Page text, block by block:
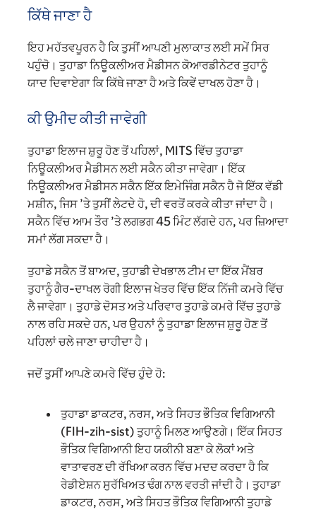
ਕਿੱਥੇ ਜਾਣਾ ਹੈ
ਇਹ ਮਹੱਤਵਪੂਰਨ ਹੈ ਕਿ ਤੁਸੀਂ ਆਪਣੀ ਮੁਲਾਕਾਤ ਲਈ ਸਮੇਂ ਸਿਰ
ਪਹੁੰਚੋ। ਤੁਹਾਡਾ ਨਿਊਕਲੀਅਰ ਮੈਡੀਸਨ ਕੋਆਰਡੀਨੇਟਰ ਤੁਹਾਨੂੰ
ਯਾਦ ਦਿਵਾਏਗਾ ਕਿ ਕਿੱਥੇ ਜਾਣਾ ਹੈ ਅਤੇ ਕਿਵੇਂ ਦਾਖਲ ਹੋਣਾ ਹੈ।
ਕੀ ਉਮੀਦ ਕੀਤੀ ਜਾਵੇਗੀ
ਤੁਹਾਡਾ ਇਲਾਜ ਸ਼ੁਰੂ ਹੋਣ ਤੋਂ ਪਹਿਲਾਂ, MITS ਵਿੱਚ ਤੁਹਾਡਾ
ਨਿਊਕਲੀਅਰ ਮੈਡੀਸਨ ਲਈ ਸਕੈਨ ਕੀਤਾ ਜਾਵੇਗਾ। ਇੱਕ
ਨਿਊਕਲੀਅਰ ਮੈਡੀਸਨ ਸਕੈਨ ਇੱਕ ਇਮੇਜਿੰਗ ਸਕੈਨ ਹੈ ਜੋ ਇੱਕ ਵੱਡੀ
ਮਸ਼ੀਨ, ਜਿਸ ’ਤੇ ਤੁਸੀਂ ਲੇਟਦੇ ਹੋ, ਦੀ ਵਰਤੋਂ ਕਰਕੇ ਕੀਤਾ ਜਾਂਦਾ ਹੈ।
ਸਕੈਨ ਵਿੱਚ ਆਮ ਤੌਰ ’ਤੇ ਲਗਭਗ 45 ਮਿੰਟ ਲੱਗਦੇ ਹਨ, ਪਰ ਜ਼ਿਆਦਾ
ਸਮਾਂ ਲੱਗ ਸਕਦਾ ਹੈ।
ਤੁਹਾਡੇ ਸਕੈਨ ਤੋਂ ਬਾਅਦ, ਤੁਹਾਡੀ ਦੇਖਭਾਲ ਟੀਮ ਦਾ ਇੱਕ ਮੈਂਬਰ
ਤੁਹਾਨੂੰ ਗੈਰ-ਦਾਖਲ ਰੋਗੀ ਇਲਾਜ ਖੇਤਰ ਵਿੱਚ ਇੱਕ ਨਿੱਜੀ ਕਮਰੇ ਵਿੱਚ
ਲੈ ਜਾਵੇਗਾ। ਤੁਹਾਡੇ ਦੋਸਤ ਅਤੇ ਪਰਿਵਾਰ ਤੁਹਾਡੇ ਕਮਰੇ ਵਿੱਚ ਤੁਹਾਡੇ
ਨਾਲ ਰਹਿ ਸਕਦੇ ਹਨ, ਪਰ ਉਹਨਾਂ ਨੂੰ ਤੁਹਾਡਾ ਇਲਾਜ ਸ਼ੁਰੂ ਹੋਣ ਤੋਂ
ਪਹਿਲਾਂ ਚਲੇ ਜਾਣਾ ਚਾਹੀਦਾ ਹੈ।
ਜਦੋਂ ਤੁਸੀਂ ਆਪਣੇ ਕਮਰੇ ਵਿੱਚ ਹੁੰਦੇ ਹੋ:
ਤੁਹਾਡਾ ਡਾਕਟਰ, ਨਰਸ, ਅਤੇ ਸਿਹਤ ਭੌਤਿਕ ਵਿਗਿਆਨੀ
(FIH-zih-sist) ਤੁਹਾਨੂੰ ਮਿਲਣ ਆਉਣਗੇ। ਇੱਕ ਸਿਹਤ
ਭੌਤਿਕ ਵਿਗਿਆਨੀ ਇਹ ਯਕੀਨੀ ਬਣਾ ਕੇ ਲੋਕਾਂ ਅਤੇ
ਵਾਤਾਵਰਣ ਦੀ ਰੱਖਿਆ ਕਰਨ ਵਿੱਚ ਮਦਦ ਕਰਦਾ ਹੈ ਕਿ
ਰੇਡੀਏਸ਼ਨ ਸੁਰੱਖਿਅਤ ਢੰਗ ਨਾਲ ਵਰਤੀ ਜਾਂਦੀ ਹੈ। ਤੁਹਾਡਾ
ਡਾਕਟਰ, ਨਰਸ, ਅਤੇ ਸਿਹਤ ਭੌਤਿਕ ਵਿਗਿਆਨੀ ਤੁਹਾਡੇ